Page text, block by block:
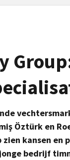
Öztürk en
kansen en
bedrijf